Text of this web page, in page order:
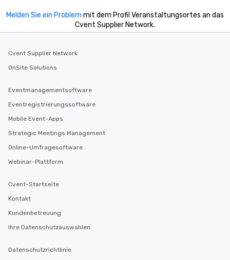
Melden Sie ein Problem mit dem Profil Veranstaltungsortes an das
Cvent Supplier Network.
Cvent Supplier Network
OnSite Solutions
Eventmanagementsoftware
Eventregistrierungssoftware
Mobile Event-Apps
Strategic Meetings Management
Online-Umfragesoftware
Webinar-Plattform
Cvent-Startseite
Kontakt
Kundenbetreuung
Ihre Datenschutzauswahlen
Datenschutzrichtlinie